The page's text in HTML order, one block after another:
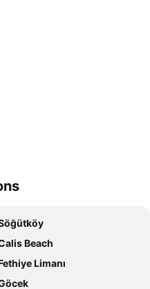
Beach
Limanı